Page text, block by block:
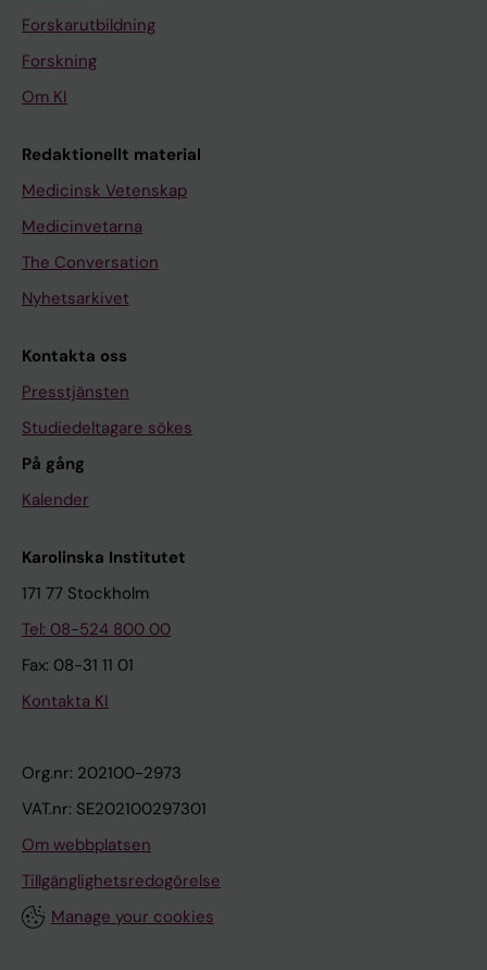
Forskarutbildning
Forskning
Om KI
Redaktionellt material
Medicinsk Vetenskap
Medicinvetarna
The Conversation
Nyhetsarkivet
Kontakta oss
Presstjänsten
Studiedeltagare sökes
På gång
Kalender
Karolinska Institutet
171 77 Stockholm
Tel: 08-524 800 00
Fax: 08-31 11 01
Kontakta KI
Org.nr: 202100-2973
VAT.nr: SE202100297301
Om webbplatsen
Tillgänglighetsredogörelse
Manage your cookies